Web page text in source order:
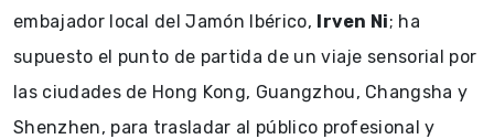
embajador local del Jamón Ibérico, Irven Ni; ha
supuesto el punto de partida de un viaje sensorial por
las ciudades de Hong Kong, Guangzhou, Changsha y
Shenzhen, para trasladar al público profesional y